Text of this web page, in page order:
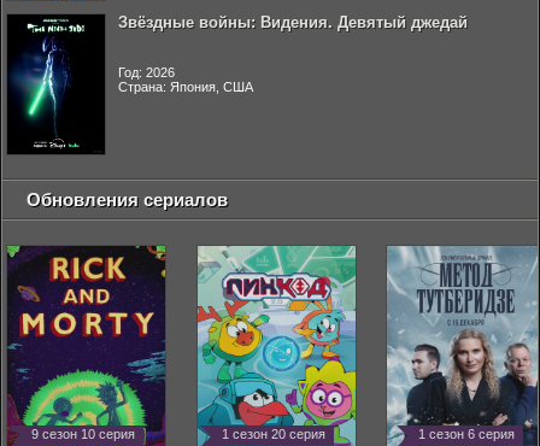
Звёздные войны: Видения. Девятый джедай
Год: 2026
Страна: Япония, США
Обновления сериалов
9 сезон 10 серия 1 сезон 20 серия 1 сезон 6 серия